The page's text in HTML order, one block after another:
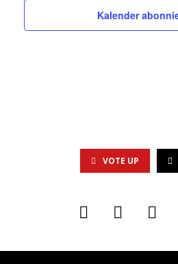
Kalender
VOTE UP